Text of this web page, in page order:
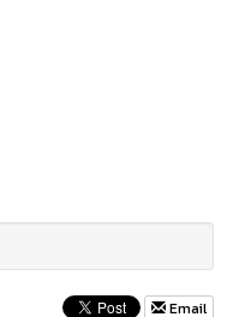
Email